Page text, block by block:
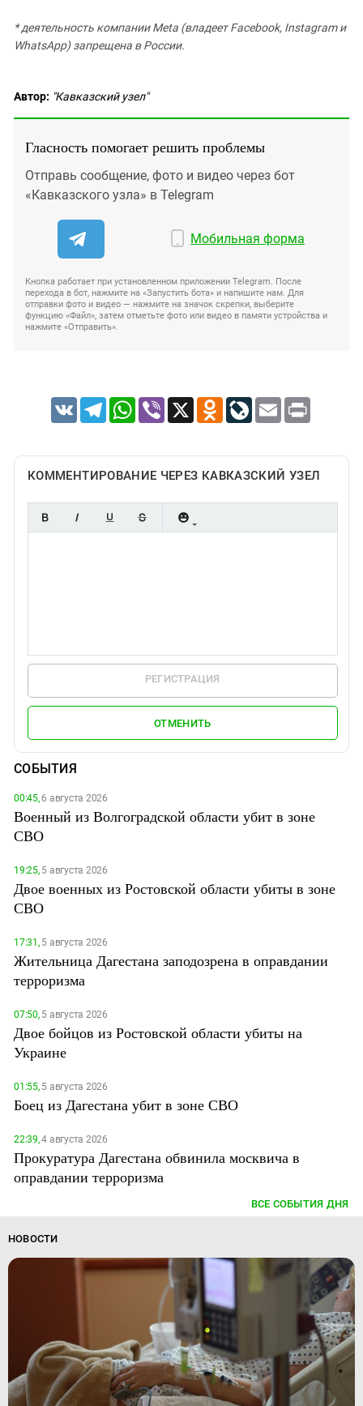
* деятельность компании Meta (владеет Facebook, Instagram и
WhatsApp) запрещена в России.
Автор: "Кавказский узел"
Гласность помогает решить проблемы
Отправь сообщение, фото и видео через бот
«Кавказского узла» в Telegram
Мобильная форма
Кнопка работает при установленном приложении Telegram. После
перехода в бот, нажмите на «Запустить бота» и напишите нам. Для
отправки фото и видео — нажмите на значок скрепки, выберите
функцию «Файл», затем отметьте фото или видео в памяти устройства и
нажмите «Отправить».
VK TelegramWhatsApp
Viber X Odnoklassniki
LiveJournal
Email Print
КОММЕНТИРОВАНИЕ ЧЕРЕЗ КАВКАЗСКИЙ УЗЕЛ
РЕГИСТРАЦИЯ
ОТМЕНИТЬ
СОБЫТИЯ
00:45,6 августа 2026
Военный из Волгоградской области убит в зоне
СВО
19:25,5 августа 2026
Двое военных из Ростовской области убиты в зоне
СВО
17:31,5 августа 2026
Жительница Дагестана заподозрена в оправдании
терроризма
07:50,5 августа 2026
Двое бойцов из Ростовской области убиты на
Украине
01:55,5 августа 2026
Боец из Дагестана убит в зоне СВО
22:39,4 августа 2026
Прокуратура Дагестана обвинила москвича в
оправдании терроризма
ВСЕ СОБЫТИЯ ДНЯ
НОВОСТИ